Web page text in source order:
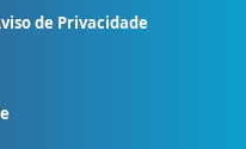
de Privacidade